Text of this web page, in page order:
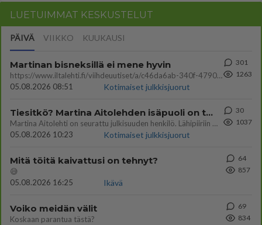
LUETUIMMAT KESKUSTELUT
PÄIVÄ VIIKKO KUUKAUSI
Martinan bisneksillä ei mene hyvin
https://www.iltalehti.fi/viihdeuutiset/a/c46da6ab-340f-4790-aaa7-0865eed2336 Yrityksen konkurssihakemus on tullut kärä
05.08.2026 08:51
Kotimaiset julkkisjuorut
301
1263
Tiesitkö? Martina Aitolehden isäpuoli on tämä suosittu laulaja
Martina Aitolehti on seurattu julkisuuden henkilö. Lähipiiriin mahtuu muitakin tunnettuja henkilöitä. Tiesitkö, että Ma
05.08.2026 10:23
Kotimaiset julkkisjuorut
30
1037
Mitä töitä kaivattusi on tehnyt?
😅
05.08.2026 16:25
Ikävä
64
857
Voiko meidän välit
Koskaan parantua tästä?
69
834